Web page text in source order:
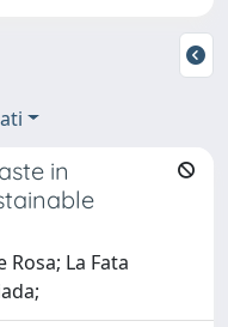
in
Rosa; La Fata